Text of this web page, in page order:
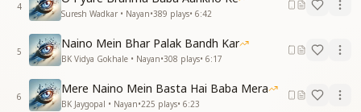
देखता रहूं
दिल कहे बाबा तुम्हें देखता रहूं
दिल कहे बाबा तुम्हें देखता रहूं
सोच के आता हूं ....
सोच के आता हूं तुमको हाल सुनाऊ
4
Suresh Wadkar • Nayan•389 plays• 6:42
5
Naino Mein Bhar Palak Bandh Kar
BK Vidya Gokhale • Nayan•308 plays• 6:17
6
Mere Naino Mein Basta Hai Baba Mera
BK Jaygopal • Nayan•225 plays• 6:23